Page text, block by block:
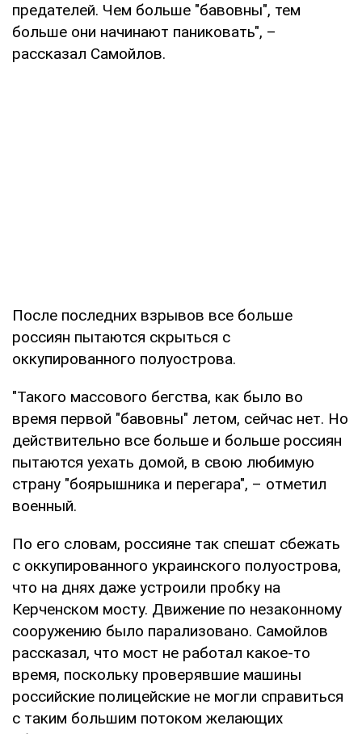
предателей. Чем больше "бавовны", тем
больше они начинают паниковать", –
рассказал Самойлов.
После последних взрывов все больше
россиян пытаются скрыться с
оккупированного полуострова.
"Такого массового бегства, как было во
время первой "бавовны" летом, сейчас нет. Но
действительно все больше и больше россиян
пытаются уехать домой, в свою любимую
страну "боярышника и перегара", – отметил
военный.
По его словам, россияне так спешат сбежать
с оккупированного украинского полуострова,
что на днях даже устроили пробку на
Керченском мосту. Движение по незаконному
сооружению было парализовано. Самойлов
рассказал, что мост не работал какое-то
время, поскольку проверявшие машины
российские полицейские не могли справиться
с таким большим потоком желающих